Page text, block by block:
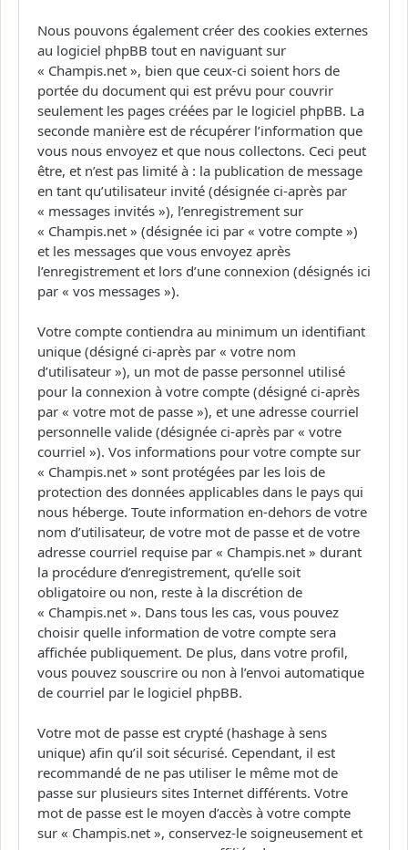
Nous pouvons également créer des cookies externes
au logiciel phpBB tout en naviguant sur
« Champis.net », bien que ceux-ci soient hors de
portée du document qui est prévu pour couvrir
seulement les pages créées par le logiciel phpBB. La
seconde manière est de récupérer l’information que
vous nous envoyez et que nous collectons. Ceci peut
être, et n’est pas limité à : la publication de message
en tant qu’utilisateur invité (désignée ci-après par
« messages invités »), l’enregistrement sur
« Champis.net » (désignée ici par « votre compte »)
et les messages que vous envoyez après
l’enregistrement et lors d’une connexion (désignés ici
par « vos messages »).
Votre compte contiendra au minimum un identifiant
unique (désigné ci-après par « votre nom
d’utilisateur »), un mot de passe personnel utilisé
pour la connexion à votre compte (désigné ci-après
par « votre mot de passe »), et une adresse courriel
personnelle valide (désignée ci-après par « votre
courriel »). Vos informations pour votre compte sur
« Champis.net » sont protégées par les lois de
protection des données applicables dans le pays qui
nous héberge. Toute information en-dehors de votre
nom d’utilisateur, de votre mot de passe et de votre
adresse courriel requise par « Champis.net » durant
la procédure d’enregistrement, qu’elle soit
obligatoire ou non, reste à la discrétion de
« Champis.net ». Dans tous les cas, vous pouvez
choisir quelle information de votre compte sera
affichée publiquement. De plus, dans votre profil,
vous pouvez souscrire ou non à l’envoi automatique
de courriel par le logiciel phpBB.
Votre mot de passe est crypté (hashage à sens
unique) afin qu’il soit sécurisé. Cependant, il est
recommandé de ne pas utiliser le même mot de
passe sur plusieurs sites Internet différents. Votre
mot de passe est le moyen d’accès à votre compte
sur « Champis.net », conservez-le soigneusement et